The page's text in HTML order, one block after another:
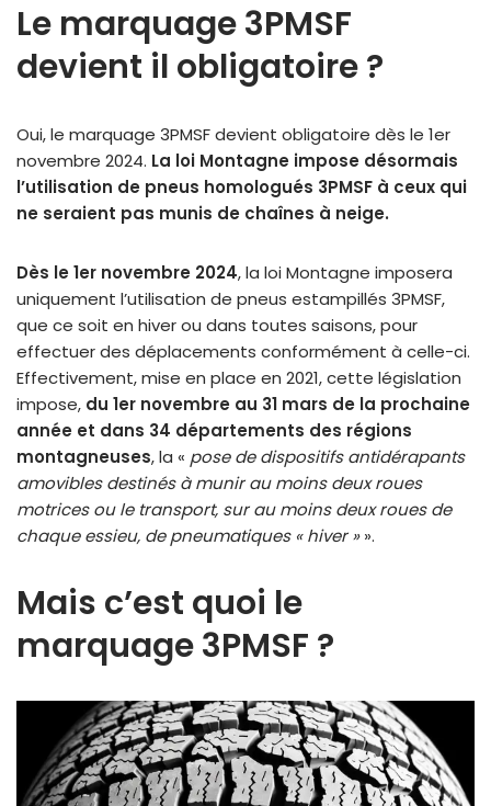
Le marquage 3PMSF
devient il obligatoire ?
Oui, le marquage 3PMSF devient obligatoire dès le 1er
novembre 2024. La loi Montagne impose désormais
l’utilisation de pneus homologués 3PMSF à ceux qui
ne seraient pas munis de chaînes à neige.
Dès le 1er novembre 2024, la loi Montagne imposera
uniquement l’utilisation de pneus estampillés 3PMSF,
que ce soit en hiver ou dans toutes saisons, pour
effectuer des déplacements conformément à celle-ci.
Effectivement, mise en place en 2021, cette législation
impose, du 1er novembre au 31 mars de la prochaine
année et dans 34 départements des régions
montagneuses, la « pose de dispositifs antidérapants
amovibles destinés à munir au moins deux roues
motrices ou le transport, sur au moins deux roues de
chaque essieu, de pneumatiques « hiver »».
Mais c’est quoi le
marquage 3PMSF ?